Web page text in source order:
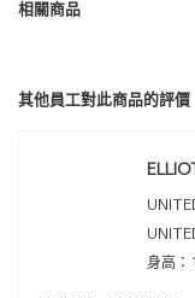
相關商品
其他員工對此商品的評價
ELLIOT
身高：